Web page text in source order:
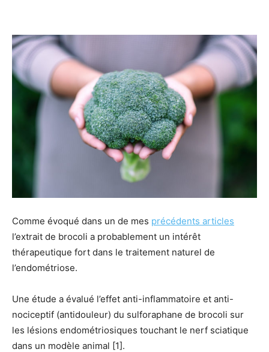
Comme évoqué dans un de mes précédents articles
l’extrait de brocoli a probablement un intérêt
thérapeutique fort dans le traitement naturel de
l’endométriose.
Une étude a évalué l’effet anti-inflammatoire et anti-
nociceptif (antidouleur) du sulforaphane de brocoli sur
les lésions endométriosiques touchant le nerf sciatique
dans un modèle animal [1].